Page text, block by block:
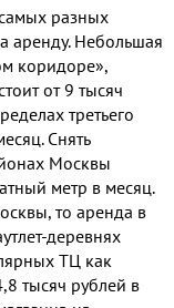
Всего
главного
— станции
Крюково»!
колоссальный
разных
аренду. Небольшая
коридоре»,
от 9 тысяч
третьего
Снять
Москвы
метр в месяц.
то аренда в
деревнях
ТЦ как
тысяч рублей в